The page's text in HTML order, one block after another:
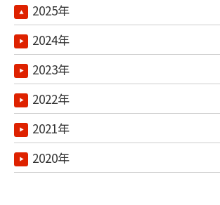
2025年
2024年
2023年
2022年
2021年
2020年